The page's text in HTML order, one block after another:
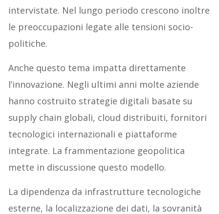
intervistate. Nel lungo periodo crescono inoltre
le preoccupazioni legate alle tensioni socio-
politiche.
Anche questo tema impatta direttamente
l’innovazione. Negli ultimi anni molte aziende
hanno costruito strategie digitali basate su
supply chain globali, cloud distribuiti, fornitori
tecnologici internazionali e piattaforme
integrate. La frammentazione geopolitica
mette in discussione questo modello.
La dipendenza da infrastrutture tecnologiche
esterne, la localizzazione dei dati, la sovranità